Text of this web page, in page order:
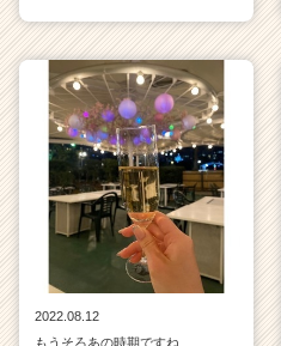
2022.08.12
もうそろあの時期ですね